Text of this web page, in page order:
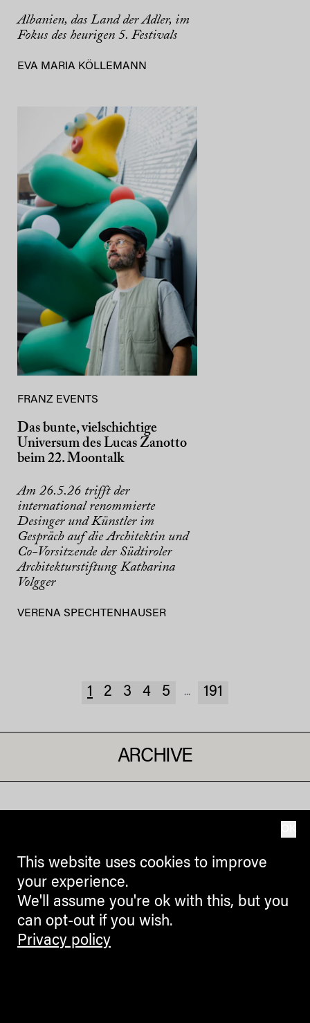
Albanien, das Land der Adler, im
Fokus des heurigen 5. Festivals
EVA MARIA KÖLLEMANN
FRANZ EVENTS
Das bunte, vielschichtige
Universum des Lucas Zanotto
beim 22. Moontalk
Am 26.5.26 trifft der
international renommierte
Desinger und Künstler im
Gespräch auf die Architektin und
Co-Vorsitzende der Südtiroler
Architekturstiftung Katharina
Volgger
VERENA SPECHTENHAUSER
1 2 3 4 5 ... 191
ARCHIVE
This website uses cookies to improve
your experience.
We'll assume you're ok with this, but you
can opt-out if you wish.
Privacy policy